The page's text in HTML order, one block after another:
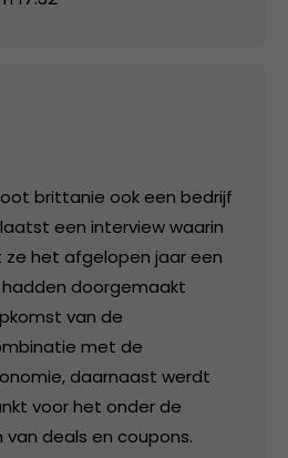
brittanie ook een bedrijf
een interview waarin
het afgelopen jaar een
doorgemaakt
van de
met de
daarnaast werdt
voor het onder de
deals en coupons.